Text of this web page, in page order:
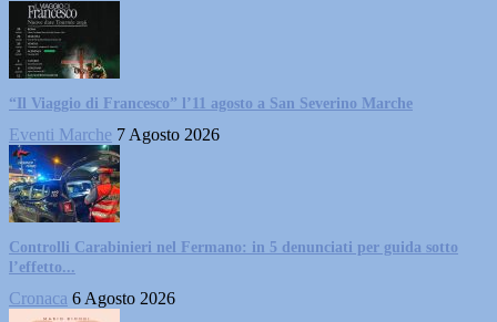
“Il Viaggio di Francesco” l’11 agosto a San Severino Marche
Eventi Marche 7 Agosto 2026
Controlli Carabinieri nel Fermano: in 5 denunciati per guida sotto
l’effetto...
Cronaca 6 Agosto 2026